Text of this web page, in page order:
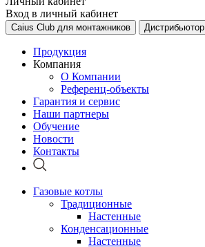
Вход в личный кабинет
Caius Club для монтажников Дистрибьютор
Продукция
Компания
О Компании
Референц-объекты
Гарантия и сервис
Наши партнеры
Обучение
Новости
Контакты
Газовые котлы
Традиционные
Настенные
Конденсационные
Настенные